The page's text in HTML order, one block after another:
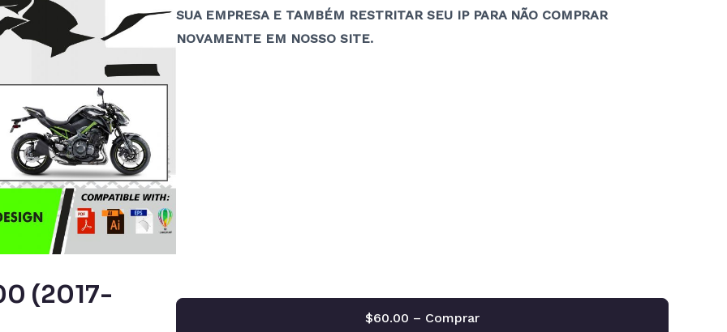
(2017-
SUA EMPRESA E TAMBÉM RESTRITAR SEU IP PARA NÃO COMPRAR
NOVAMENTE EM NOSSO SITE.
$60.00 – Comprar